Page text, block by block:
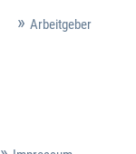
Arbeitgeber